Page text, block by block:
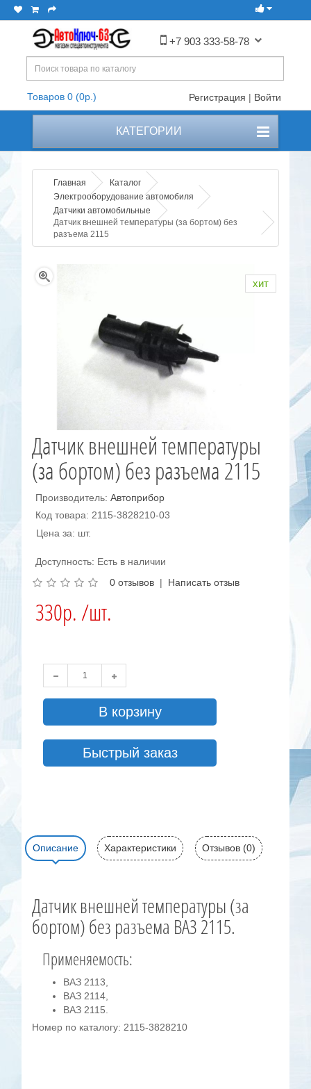
+7 903 333-58-78
Товаров 0 (0р.) Регистрация | Войти
КАТЕГОРИИ
Главная
Каталог
Электрооборудование автомобиля
Датчики автомобильные
Датчик внешней температуры (за бортом) без
разъема 2115
хит
Датчик внешней температуры
(за бортом) без разъема 2115
Производитель:Автоприбор
Код товара: 2115-3828210-03
Цена за: шт.
Доступность: Есть в наличии
0 отзывов | Написать отзыв
330р. /шт.
В корзину
Быстрый заказ
Описание Характеристики Отзывов (0)
Датчик внешней температуры (за
бортом) без разъема ВАЗ 2115.
Применяемость:
ВАЗ 2113,
ВАЗ 2114,
ВАЗ 2115.
Номер по каталогу: 2115-3828210